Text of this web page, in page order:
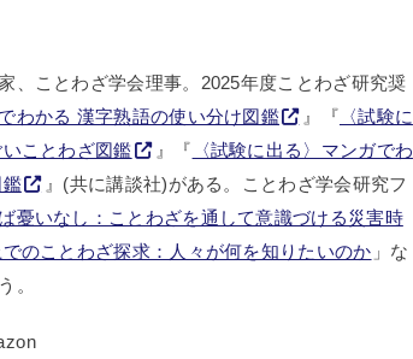
、ことわざ学会理事。2025年度ことわざ研究奨
わかる 漢字熟語の使い分け図鑑 』『 〈試験に
ことわざ図鑑
』『 〈試験に出る〉マンガでわ
』(共に講談社)がある。ことわざ学会研究フ
憂いなし：ことわざを通して意識づける災害時
のことわざ探求：人々が何を知りたいのか 」な
。